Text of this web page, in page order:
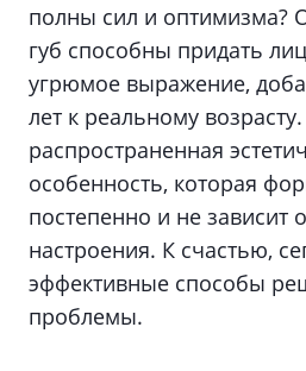
полны сил и оптимизма?
губ способны придать
угрюмое выражение,
лет к реальному
распространенная
особенность, которая
постепенно и не зависит
настроения. К счастью,
эффективные способы
проблемы.